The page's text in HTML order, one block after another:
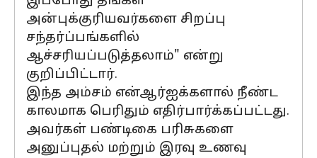
அன்புக்குரியவர்களை சிறப்பு
சந்தர்ப்பங்களில்
ஆச்சரியப்படுத்தலாம்" என்று
குறிப்பிட்டார்.
இந்த அம்சம் என்ஆர்ஐக்களால் நீண்ட
காலமாக பெரிதும் எதிர்பார்க்கப்பட்டது.
அவர்கள் பண்டிகை பரிசுகளை
அனுப்புதல் மற்றும் இரவு உணவு